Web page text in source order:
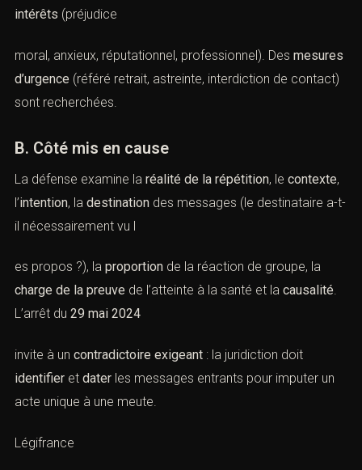
intérêts (préjudice
moral, anxieux, réputationnel, professionnel). Des mesures
d’urgence (référé retrait, astreinte, interdiction de contact)
sont recherchées.
B. Côté mis en cause
La défense examine la réalité de la répétition, le contexte,
l’intention, la destination des messages (le destinataire a-t-
il nécessairement vu l
es propos ?), la proportion de la réaction de groupe, la
charge de la preuve de l’atteinte à la santé et la causalité.
L’arrêt du 29 mai 2024
invite à un contradictoire exigeant : la juridiction doit
identifier et dater les messages entrants pour imputer un
acte unique à une meute.
Légifrance